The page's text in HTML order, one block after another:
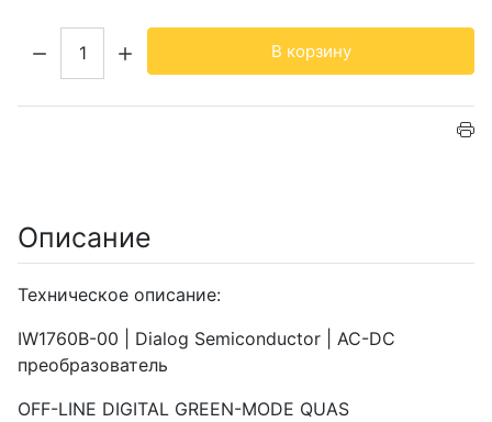
В корзину
Описание
Техническое описание:
IW1760B-00 | Dialog Semiconductor | AC-DC
преобразователь
OFF-LINE DIGITAL GREEN-MODE QUAS